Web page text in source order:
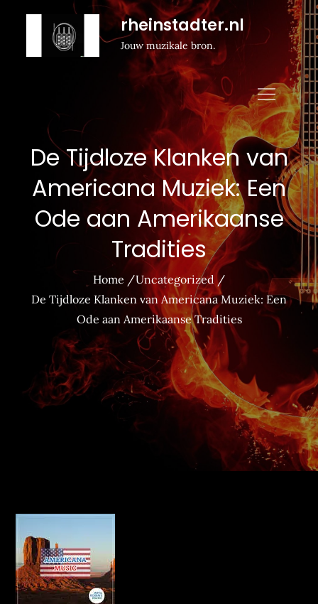
rheinstadter.nl
Jouw muzikale bron.
De Tijdloze Klanken van
Americana Muziek: Een
Ode aan Amerikaanse
Tradities
Home
Uncategorized
De Tijdloze Klanken van Americana Muziek: Een
Ode aan Amerikaanse Tradities